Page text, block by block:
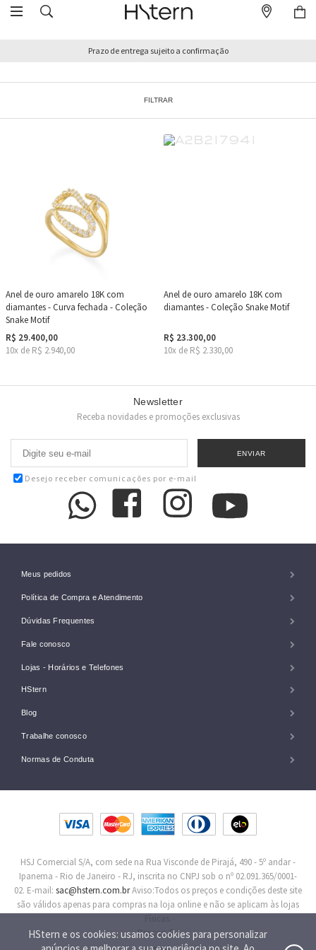
HStern e os cookies: usamos cookies para personalizar
Prazo de entrega sujeito a confirmação
FILTRAR
Anel de ouro amarelo 18K com
diamantes - Curva fechada - Coleção
Snake Motif
R$ 29.400,00
10x de R$ 2.940,00
Anel de ouro amarelo 18K com
diamantes - Coleção Snake Motif
R$ 23.300,00
10x de R$ 2.330,00
Newsletter
Receba novidades e promoções exclusivas
Desejo receber comunicações por e-mail
Meus pedidos
Política de Compra e Atendimento
Dúvidas Frequentes
Fale conosco
Lojas - Horários e Telefones
HStern
Blog
Trabalhe conosco
Normas de Conduta
HSJ Comercial S/A, com sede na Rua Visconde de Pirajá, 490 - 5º andar -
Ipanema - Rio de Janeiro - RJ, inscrita no CNPJ sob o nº 02.091.365/0001-
02. E-mail: sac@hstern.com.brAviso:Todos os preços e condições deste site
são válidos apenas para compras na loja online e não se aplicam às lojas
Procon-RJ